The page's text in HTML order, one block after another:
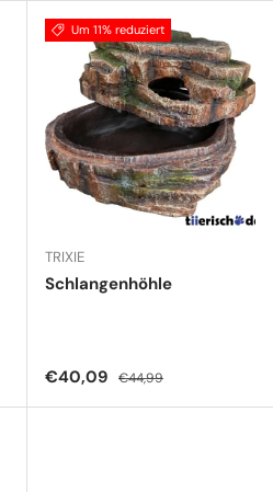
Um 11% reduziert
TRIXIE
Schlangenhöhle
Verkaufspreis
€40,09 Normaler Preis
€44,99